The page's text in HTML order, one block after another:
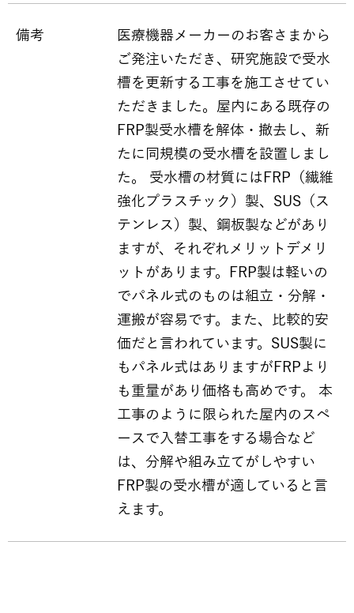
備考
医療機器メーカーのお客さまから
ご発注いただき、研究施設で受水
槽を更新する工事を施工させてい
ただきました。屋内にある既存の
FRP製受水槽を解体・撤去し、新
たに同規模の受水槽を設置しまし
た。 受水槽の材質にはFRP（繊維
強化プラスチック）製、SUS（ス
テンレス）製、鋼板製などがあり
ますが、それぞれメリットデメリ
ットがあります。FRP製は軽いの
でパネル式のものは組立・分解・
運搬が容易です。また、比較的安
価だと言われています。SUS製に
もパネル式はありますがFRPより
も重量があり価格も高めです。 本
工事のように限られた屋内のスペ
ースで入替工事をする場合など
は、分解や組み立てがしやすい
FRP製の受水槽が適していると言
えます。